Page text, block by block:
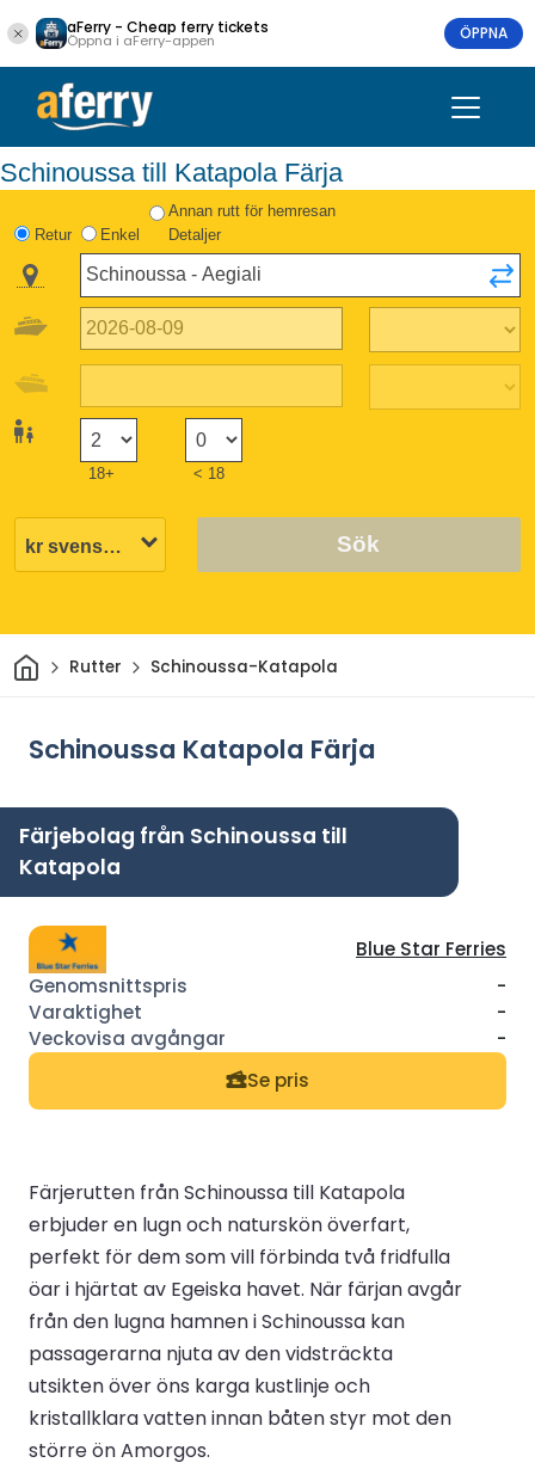
aFerry - Cheap ferry tickets
Öppna i aFerry-appen ÖPPNA
Schinoussa till Katapola Färja
Retur Enkel
Annan rutt för hemresan
Detaljer
18+ < 18
Sök
HemRutter Schinoussa-Katapola
Schinoussa Katapola Färja
Färjebolag från Schinoussa till
Katapola
Blue Star Ferries
-
-
-
Se pris
Färjerutten från Schinoussa till Katapola
erbjuder en lugn och naturskön överfart,
perfekt för dem som vill förbinda två fridfulla
öar i hjärtat av Egeiska havet. När färjan avgår
från den lugna hamnen i Schinoussa kan
passagerarna njuta av den vidsträckta
utsikten över öns karga kustlinje och
kristallklara vatten innan båten styr mot den
större ön Amorgos.